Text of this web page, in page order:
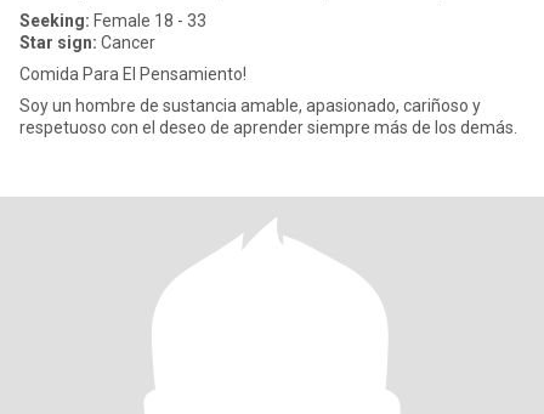
Seeking: Female 18 - 33
Star sign: Cancer
Comida Para El Pensamiento!
Soy un hombre de sustancia amable, apasionado, cariñoso y
respetuoso con el deseo de aprender siempre más de los demás.